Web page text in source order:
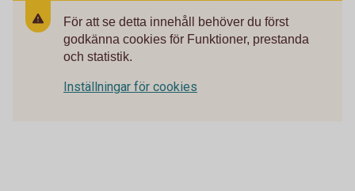
För att se detta innehåll behöver du först
godkänna cookies för Funktioner, prestanda
och statistik.
Inställningar för cookies